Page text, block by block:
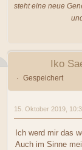
steht eine neue
Iko
Gespeichert
15. Oktober 2019,
Ich werd mir das
Auch im Sinne